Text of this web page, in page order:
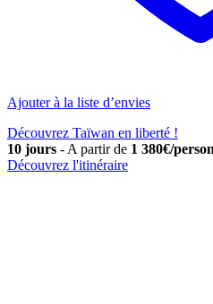
Ajouter à la liste d’envies
Découvrez Taïwan en liberté !
10 jours - A partir de 1 380€/
Découvrez l'itinéraire